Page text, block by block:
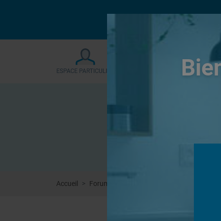
Le forum sera
Accueil Forums